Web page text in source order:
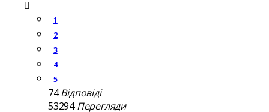
1
2
3
4
5
74Відповіді
53294Перегляди